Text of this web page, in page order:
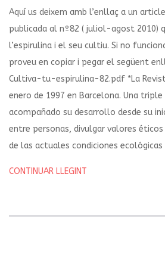
05
Aquí us deixem amb l’enllaç a un
publicada al nº82 ( juliol-agost 2010)
l’espirulina i el seu cultiu. Si no
proveu en copiar i pegar el següent
Cultiva-tu-espirulina-82.pdf *La
enero de 1997 en Barcelona. Una
acompañado su desarrollo desde su
entre personas, divulgar valores
de las actuales condiciones ecológicas
CONTINUAR LLEGINT